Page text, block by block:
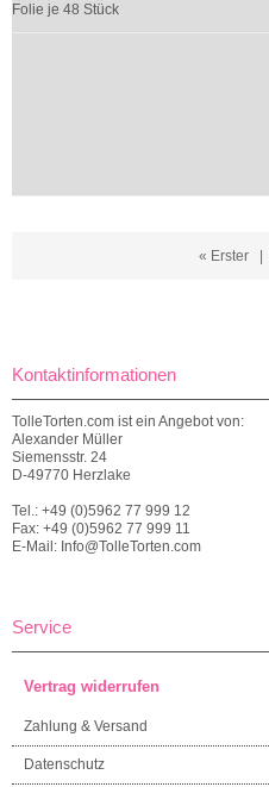
Folie je 48 Stück
« Erster
Kontaktinformationen
TolleTorten.com ist ein Angebot von:
Alexander Müller
Siemensstr. 24
D-49770 Herzlake
Tel.: +49 (0)5962 77 999 12
Fax: +49 (0)5962 77 999 11
E-Mail: Info@TolleTorten.com
Service
Vertrag widerrufen
Zahlung & Versand
Datenschutz